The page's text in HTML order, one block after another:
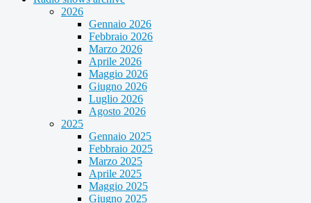
2026
Gennaio 2026
Febbraio 2026
Marzo 2026
Aprile 2026
Maggio 2026
Giugno 2026
Luglio 2026
Agosto 2026
2025
Gennaio 2025
Febbraio 2025
Marzo 2025
Aprile 2025
Maggio 2025
Giugno 2025